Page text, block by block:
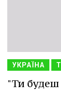
УКРАЇНА
"Ти будеш